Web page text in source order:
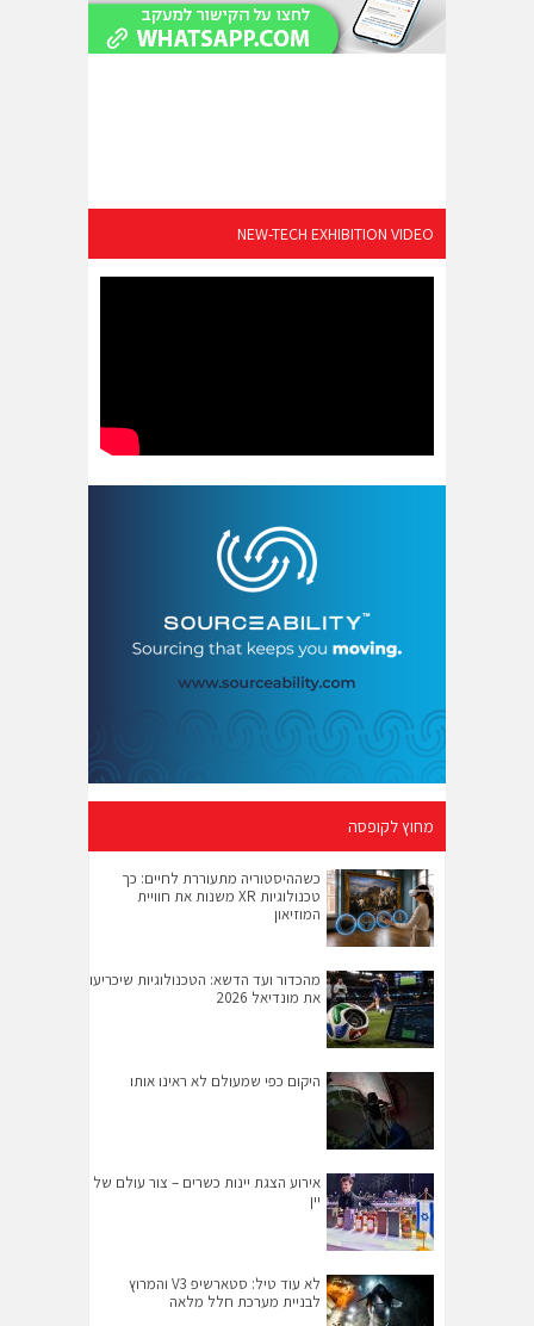
NEW-TECH EXHIBITION VIDEO
מחוץ לקופסה
כשההיסטוריה מתעוררת לחיים: כך
טכנולוגיות XR משנות את חוויית
המוזיאון
מהכדור ועד הדשא: הטכנולוגיות שיכריעו
את מונדיאל 2026
היקום כפי שמעולם לא ראינו אותו
אירוע הצגת יינות כשרים – צור עולם של
יין
לא עוד טיל: סטארשיפ V3 והמרוץ
לבניית מערכת חלל מלאה